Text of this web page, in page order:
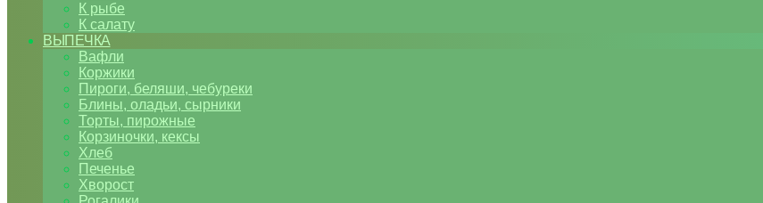
К рыбе
К салату
ВЫПЕЧКА
Вафли
Коржики
Пироги, беляши, чебуреки
Блины, оладьи, сырники
Торты, пирожные
Корзиночки, кексы
Хлеб
Печенье
Хворост